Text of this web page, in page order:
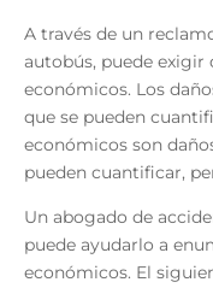
A través de un
autobús, puede exigir
económicos. Los
que se pueden
económicos son
pueden cuantificar,
Un abogado de
puede ayudarlo a
económicos. El